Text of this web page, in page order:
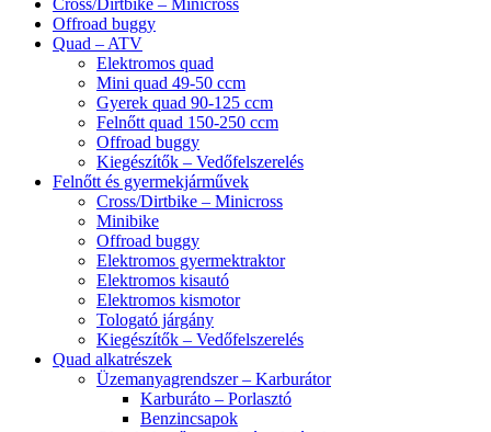
Cross/Dirtbike – Minicross
Offroad buggy
Quad – ATV
Elektromos quad
Mini quad 49-50 ccm
Gyerek quad 90-125 ccm
Felnőtt quad 150-250 ccm
Offroad buggy
Kiegészítők – Vedőfelszerelés
Felnőtt és gyermekjárművek
Cross/Dirtbike – Minicross
Minibike
Offroad buggy
Elektromos gyermektraktor
Elektromos kisautó
Elektromos kismotor
Tologató járgány
Kiegészítők – Vedőfelszerelés
Quad alkatrészek
Üzemanyagrendszer – Karburátor
Karburáto – Porlasztó
Benzincsapok